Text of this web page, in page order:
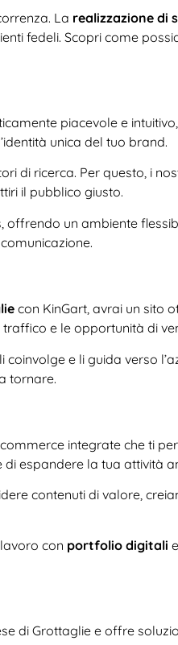
La realizzazione di
fedeli. Scopri come
piacevole e
unica del tuo brand.
di ricerca. Per questo, i
il pubblico giusto.
un ambiente
con KinGart, avrai un sito
e le opportunità di
e li guida verso
tornare.
integrate che ti
di espandere la tua attività
contenuti di valore,
con portfolio digitali
di Grottaglie e offre